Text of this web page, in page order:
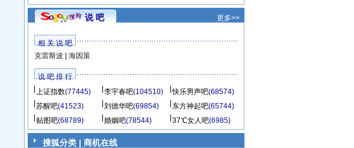
说 吧 更多>>
相 关 说 吧
克雷斯波
海因策
说 吧 排 行
上证指数(77445) 李宇春吧(104510) 快乐男声吧(68574)
苏醒吧(41523) 刘德华吧(69854) 东方神起吧(65744)
贴图吧(68789) 婚姻吧(78544) 37℃女人吧(6985)
搜狐分类 | 商机在线